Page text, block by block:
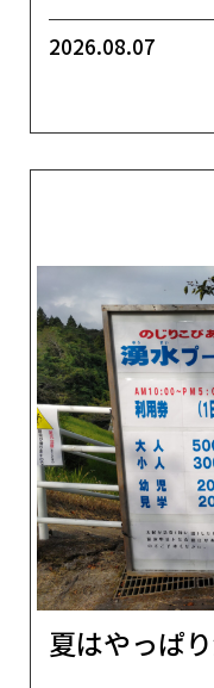
2026.08.07
夏はやっぱ